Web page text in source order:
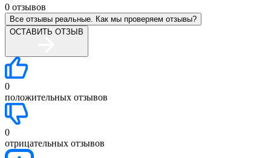
0 отзывов
Все отзывы реальные. Как мы проверяем отзывы?
ОСТАВИТЬ ОТЗЫВ
0
положительных отзывов
0
отрицательных отзывов